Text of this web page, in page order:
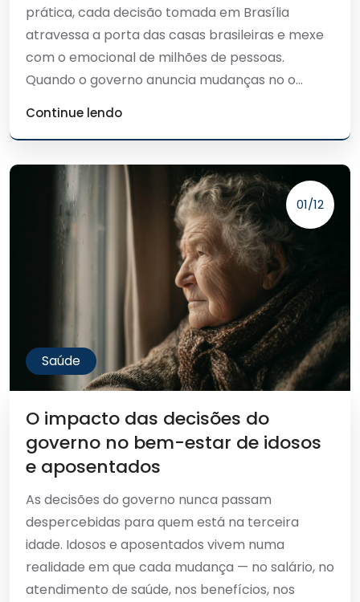
prática, cada decisão tomada em Brasília
atravessa a porta das casas brasileiras e mexe
com o emocional de milhões de pessoas.
Quando o governo anuncia mudanças no o...
Continue lendo
01/12
Saúde
O impacto das decisões do
governo no bem-estar de idosos
e aposentados
As decisões do governo nunca passam
despercebidas para quem está na terceira
idade. Idosos e aposentados vivem numa
realidade em que cada mudança — no salário, no
atendimento de saúde, nos benefícios, nos